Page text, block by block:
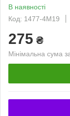
В наявності
Код: 1477-4M19
275 ₴
Мінімальна сума